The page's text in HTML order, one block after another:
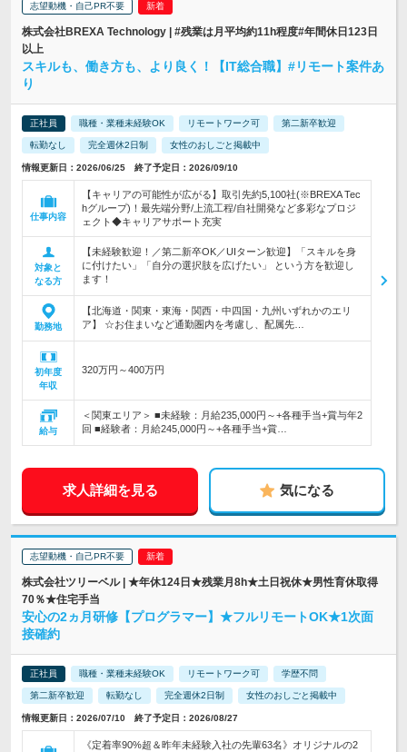
志望動機・自己PR不要
株式会社BREXA Technology | #残業は月平均約11h程度#年間休日123日
以上
スキルも、働き方も、より良く！【IT総合職】#リモート案件あ
り
正社員 職種・業種未経験OK リモートワーク可 第二新卒歓迎
転勤なし 完全週休2日制 女性のおしごと掲載中
情報更新日：2026/06/25 終了予定日：2026/09/10
仕事内容
【キャリアの可能性が広がる】取引先約5,100社(※BREXA Tec
hグループ)！最先端分野/上流工程/自社開発など多彩なプロジ
ェクト◆キャリアサポート充実
対象と
なる方
【未経験歓迎！／第二新卒OK／UIターン歓迎】「スキルを身
に付けたい」「自分の選択肢を広げたい」 という方を歓迎し
ます！
勤務地
【北海道・関東・東海・関西・中四国・九州いずれかのエリ
ア】 ☆お住まいなど通勤圏内を考慮し、配属先…
初年度
年収
320万円～400万円
給与
＜関東エリア＞ ■未経験：月給235,000円～+各種手当+賞与年2
回 ■経験者：月給245,000円～+各種手当+賞…
求人詳細を見る 気になる
志望動機・自己PR不要
株式会社ツリーベル | ★年休124日★残業月8h★土日祝休★男性育休取得
70％★住宅手当
安心の2ヵ月研修【プログラマー】★フルリモートOK★1次面
接確約
正社員 職種・業種未経験OK リモートワーク可 学歴不問
第二新卒歓迎 転勤なし 完全週休2日制 女性のおしごと掲載中
情報更新日：2026/07/10 終了予定日：2026/08/27
《定着率90%超＆昨年未経験入社の先輩63名》オリジナルの2